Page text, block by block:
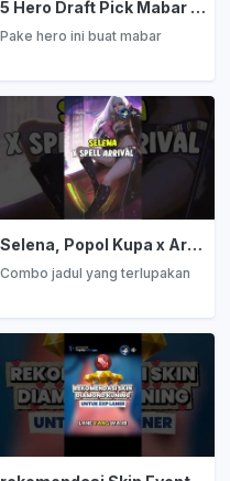
5 Hero Draft Pick Mabar Auto Win
Pake hero ini buat mabar
Selena, Popol Kupa x Arrival
Combo jadul yang terlupakan